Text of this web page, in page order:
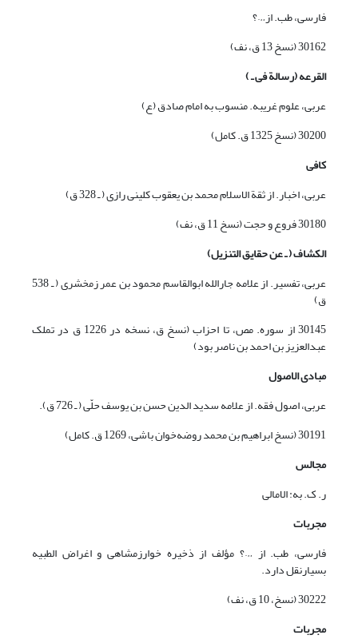
فارسی، طب. از…؟
30162 (نسخ 13 ق، نف)
القرعه (رسالةفی ـ )
عربی، علوم غریبه. منسوب به امام صادق (ع)
30200 (نسخ 1325 ق. کامل)
کافی
عربی، اخبار. از ثقة الاسلام محمد بن یعقوب کلینی رازی ( ـ 328 ق)
30180 فروع و حجت (نسخ 11 ق، نف)
الکشاف ( ـ عن حقایق التنزیل)
عربی، تفسیر. از علامه جارالله ابوالقاسم محمود بن عمر زمخشری ( ـ 538
ق)
30145 از سوره. مص، تا احزاب (نسخ ق، نسخه در 1226 ق در تملک
عبدالعزیز بن احمد بن ناصر بود)
مبادی الاصول
عربی، اصول فقه. از علامه سدید الدین حسن بن یوسف حلّی ( ـ 726 ق).
30191 (نسخ ابراهیم بن محمد روضه‌خوان باشی، 1269 ق. کامل)
مجالس
ر. ک. به: الامالی
مجربات
فارسی، طب. از …؟ مؤلف از ذخیره خوارزمشاهی و اغراض الطبیه
بسیارنقل دارد.
30222 (نسخ، 10 ق، نف)
مجربات